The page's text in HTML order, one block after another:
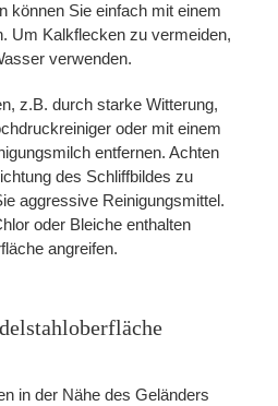
können Sie einfach mit einem
Um Kalkflecken zu vermeiden,
verwenden.
z.B. durch starke Witterung,
oder mit einem
entfernen. Achten
des Schliffbildes zu
aggressive Reinigungsmittel.
oder Bleiche enthalten
angreifen.
in der Nähe des Geländers